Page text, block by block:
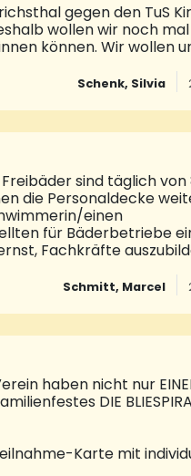
gegen den TuS
wollen wir noch
können. Wir wollen
auch beim TuS
drei Punkte
„Wir waren
Schenk, Silvia
sind täglich von
die Personaldecke
einen
für Bäderbetriebe
Fachkräfte
mit
unter
Schmitt, Marcel
haben nicht nur
DIE
Karte mit